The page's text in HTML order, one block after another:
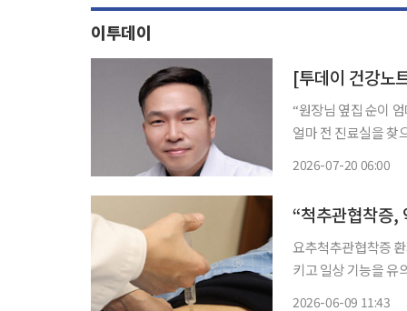
이투데이
[투데이 건강노
“원장님 옆집 순이
얼마 전 진료실을 찾
2026-07-20 06:00
요추척추관협착증
키고 일상 기능을 유의하게 회
2026-06-09 11:43